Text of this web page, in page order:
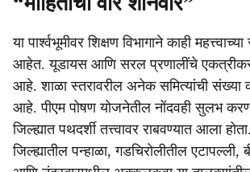
या पार्श्वभूमीवर शिक्षण विभागाने काही
आहेत. यूडायस आणि सरल प्रणालींचे
आहे. शाळा स्तरावरील अनेक समित्यांची संख्या
आहे. पीएम पोषण योजनेतील नोंदवही सुलभ
जिल्ह्यात पथदर्शी तत्त्वावर राबवण्यात आला
जिल्ह्यातील पन्हाळा, गडचिरोलीतील एटापल्ली,